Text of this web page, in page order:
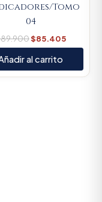
Tomo
04
89.900$85.405
al carrito